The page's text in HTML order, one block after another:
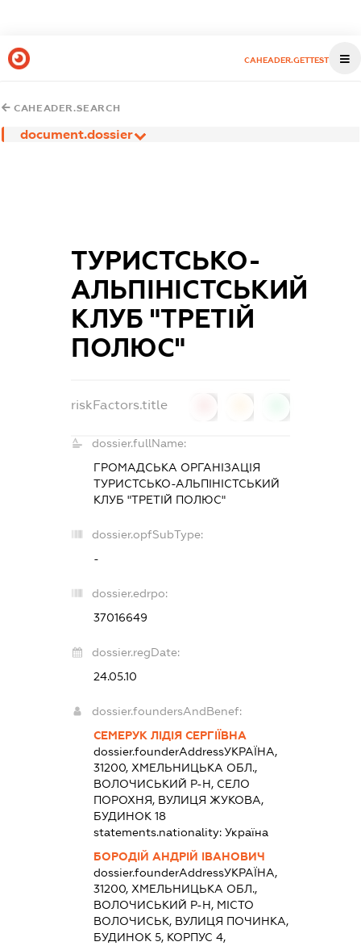
CAHEADER.GETTEST
CAHEADER.SEARCH
document.dossier
ТУРИСТСЬКО-
АЛЬПІНІСТСЬКИЙ
КЛУБ "ТРЕТІЙ
ПОЛЮС"
riskFactors.title
dossier.fullName:
ГРОМАДСЬКА ОРГАНІЗАЦІЯ
ТУРИСТСЬКО-АЛЬПІНІСТСЬКИЙ
КЛУБ "ТРЕТІЙ ПОЛЮС"
dossier.opfSubType:
-
dossier.edrpo:
37016649
dossier.regDate:
24.05.10
dossier.foundersAndBenef:
СЕМЕРУК ЛІДІЯ СЕРГІЇВНА
dossier.founderAddressУКРАЇНА,
31200, ХМЕЛЬНИЦЬКА ОБЛ.,
ВОЛОЧИСЬКИЙ Р-Н, СЕЛО
ПОРОХНЯ, ВУЛИЦЯ ЖУКОВА,
БУДИНОК 18
statements.nationality: Україна
БОРОДІЙ АНДРІЙ ІВАНОВИЧ
dossier.founderAddressУКРАЇНА,
31200, ХМЕЛЬНИЦЬКА ОБЛ.,
ВОЛОЧИСЬКИЙ Р-Н, МІСТО
ВОЛОЧИСЬК, ВУЛИЦЯ ПОЧИНКА,
БУДИНОК 5, КОРПУС 4,